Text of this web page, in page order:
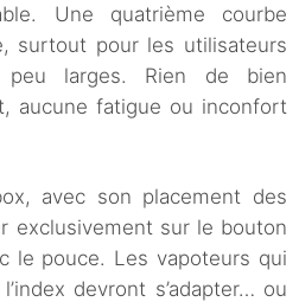
Une quatrième courbe
surtout pour les utilisateurs
larges. Rien de bien
aucune fatigue ou inconfort
avec son placement des
exclusivement sur le bouton
le pouce. Les vapoteurs qui
devront s’adapter… ou